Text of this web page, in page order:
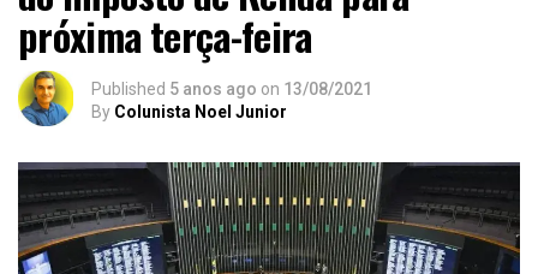
próxima terça-feira
Published 5 anos ago on 13/08/2021
By Colunista Noel Junior